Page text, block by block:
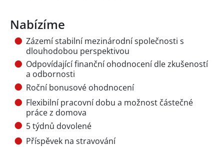
Nabízíme
Zázemí stabilní mezinárodní společnosti s
dlouhodobou perspektivou
Odpovídající finanční ohodnocení dle zkušeností
a odbornosti
Roční bonusové ohodnocení
Flexibilní pracovní dobu a možnost částečné
práce z domova
5 týdnů dovolené
Příspěvek na stravování